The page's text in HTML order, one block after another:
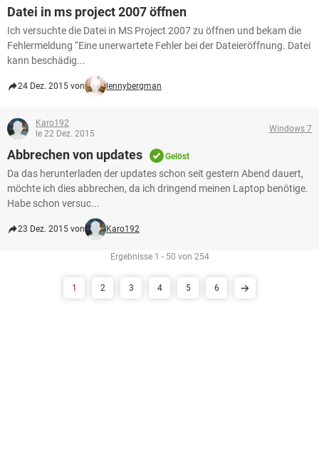
Datei in ms project 2007 öffnen
Ich versuchte die Datei in MS Project 2007 zu öffnen und bekam die
Fehlermeldung “Eine unerwartete Fehler bei der Dateieröffnung. Datei
kann beschädig...
24 Dez. 2015 von lennybergman
Karo192
le 22 Dez. 2015
Windows 7
Abbrechen von updates Gelöst
Da das herunterladen der updates schon seit gestern Abend dauert,
möchte ich dies abbrechen, da ich dringend meinen Laptop benötige.
Habe schon versuc...
23 Dez. 2015 von Karo192
Ergebnisse 1 - 50 von 254
1 2 3 4 5 6